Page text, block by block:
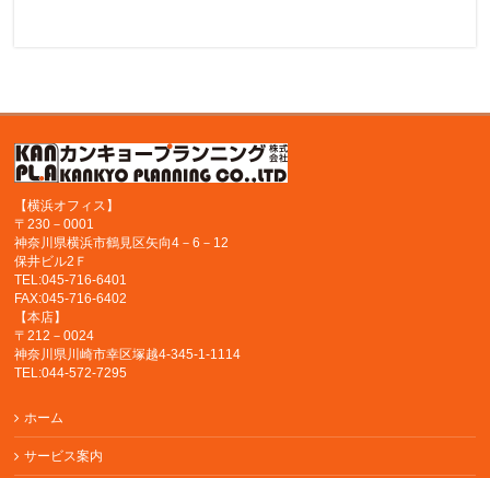
【横浜オフィス】
〒230－0001
神奈川県横浜市鶴見区矢向4－6－12
保井ビル2Ｆ
TEL:045-716-6401
FAX:045-716-6402
【本店】
〒212－0024
神奈川県川崎市幸区塚越4-345-1-1114
TEL:044-572-7295
ホーム
サービス案内